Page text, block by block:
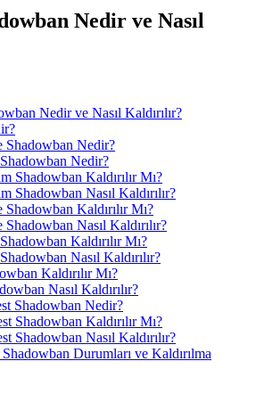
Nedir ve Nasıl
Nedir ve Nasıl Kaldırılır?
Shadowban Nedir?
Nedir?
Shadowban Kaldırılır Mı?
Shadowban Nasıl Kaldırılır?
Shadowban Kaldırılır Mı?
Shadowban Nasıl Kaldırılır?
Kaldırılır Mı?
Nasıl Kaldırılır?
Kaldırılır Mı?
Nasıl Kaldırılır?
Shadowban Nedir?
Shadowban Kaldırılır Mı?
Shadowban Nasıl Kaldırılır?
Durumları ve Kaldırılma